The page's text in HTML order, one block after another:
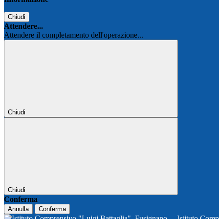
Chiudi
Attendere...
Attendere il completamento dell'operazione...
Chiudi
Chiudi
Conferma
Annulla Conferma